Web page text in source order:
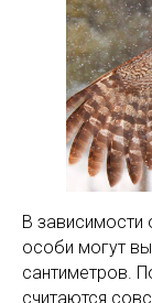
В зависимости
особи могут
сантиметров.
считаются